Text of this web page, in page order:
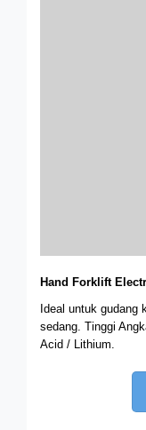
Hand Forklift
Ideal untuk gudang
sedang. Tinggi
Acid / Lithium.